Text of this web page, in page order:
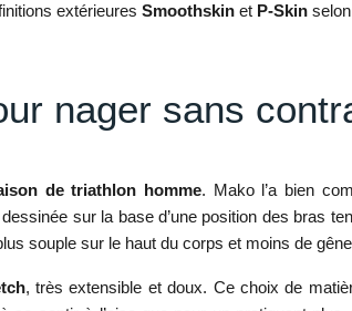
extérieures Smoothskinet P-Skinselon
nager sans
de triathlon homme. Mako l’a bien
sur la base d’une position des bras
souple sur le haut du corps et moins de
, très extensible et doux. Ce choix de